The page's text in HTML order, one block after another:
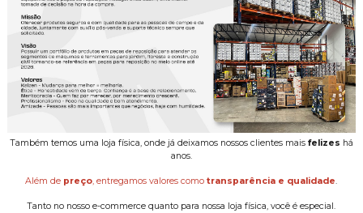
Também temos uma loja física, onde já deixamos nossos clientes mais felizes há
anos.
Além de preço, entregamos valores comotransparência e qualidade.
Tanto no nosso e-commerce quanto para nossa loja física, você é especial.